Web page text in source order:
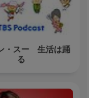
・スー 生活は踊
る